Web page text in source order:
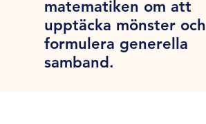
matematiken om att
upptäcka mönster och
formulera generella
samband.